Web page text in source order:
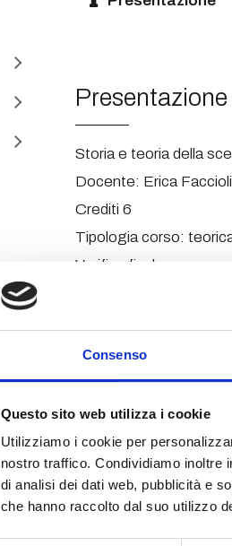
Consenso
Questo sito web utilizza i cookie
Utilizziamo i cookie per
nostro traffico. Condividiamo inoltre
di analisi dei dati web, pubblicità e
che hanno raccolto dal suo utilizzo
Presentazione
Storia e teoria della
Docente: Erica Faccioli
Crediti 6
Tipologia corso:
Verifica finale: esame
Programma
Il corso prevede di
teatrali
della scena
all’esegesi aristotelica
morfologia